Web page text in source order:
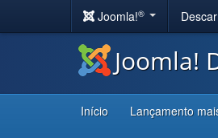
Joomla!®
Joomla!
Início Lançamento